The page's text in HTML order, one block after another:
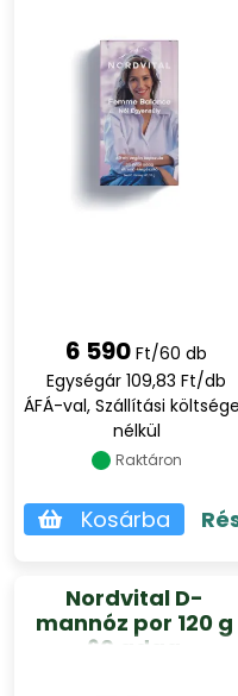
6 590 Ft/60 db
Egységár 109,83 Ft/db
ÁFÁ-val, Szállítási
nélkül
Raktáron
Kosárba
Nordvital D-
mannóz por 120 g
60 adag